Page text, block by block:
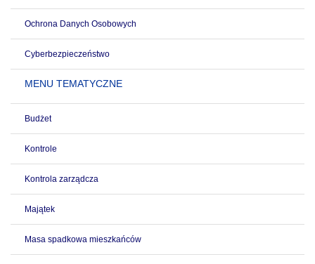
Ochrona Danych Osobowych
Cyberbezpieczeństwo
MENU TEMATYCZNE
Budżet
Kontrole
Kontrola zarządcza
Majątek
Masa spadkowa mieszkańców